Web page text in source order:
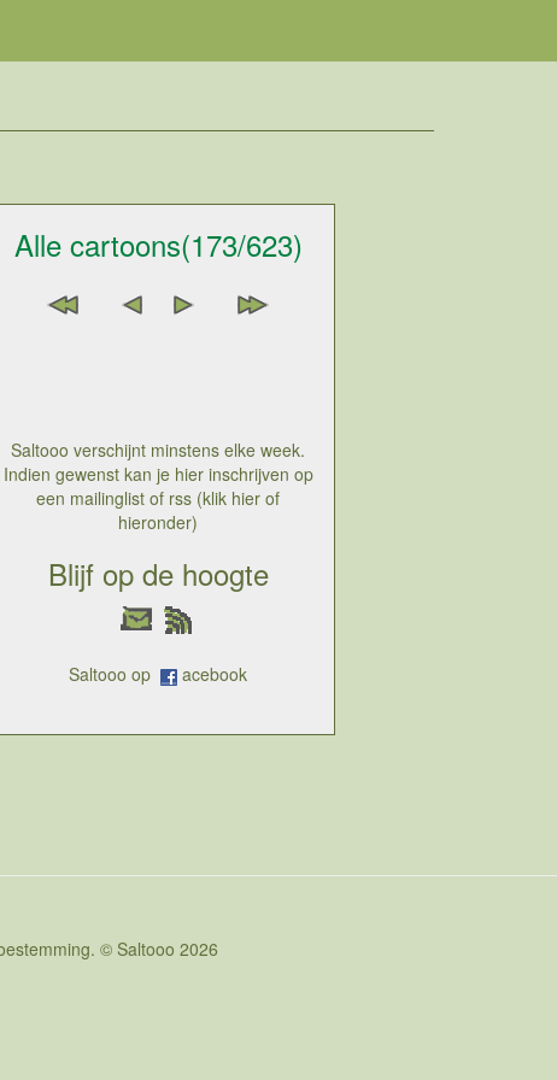
Alle cartoons(173/623)
Saltooo verschijnt minstens elke week.
Indien gewenst kan je hier inschrijven op
een mailinglist of rss (klik hier of
hieronder)
Blijf op de hoogte
Saltooo op acebook
© Saltooo 2026